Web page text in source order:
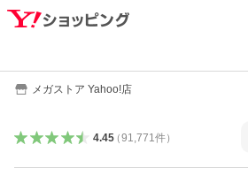
メガストア Yahoo!店
4.45（91,771件）